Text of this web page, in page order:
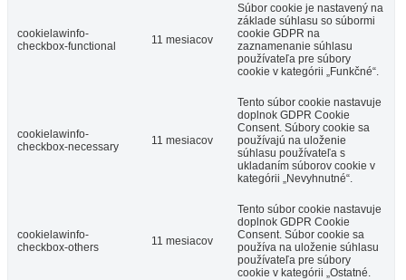
cookielawinfo-
checkbox-functional
11 mesiacov
Súbor cookie je nastavený na
základe súhlasu so súbormi
cookie GDPR na
zaznamenanie súhlasu
používateľa pre súbory
cookie v kategórii „Funkčné“.
cookielawinfo-
checkbox-necessary
11 mesiacov
Tento súbor cookie nastavuje
doplnok GDPR Cookie
Consent. Súbory cookie sa
používajú na uloženie
súhlasu používateľa s
ukladaním súborov cookie v
kategórii „Nevyhnutné“.
cookielawinfo-
checkbox-others
11 mesiacov
Tento súbor cookie nastavuje
doplnok GDPR Cookie
Consent. Súbor cookie sa
používa na uloženie súhlasu
používateľa pre súbory
cookie v kategórii „Ostatné.